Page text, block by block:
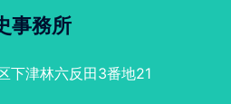
事務所
下津林六反田3番地21